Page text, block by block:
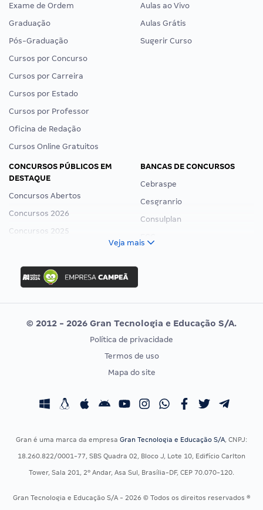
Exame de Ordem
Graduação
Pós-Graduação
Cursos por Concurso
Cursos por Carreira
Cursos por Estado
Cursos por Professor
Oficina de Redação
Cursos Online Gratuitos
Aulas ao Vivo
Aulas Grátis
Sugerir Curso
CONCURSOS PÚBLICOS EM
DESTAQUE
Concursos Abertos
Concursos 2026
Concursos 2025
Concurso Ibama
Concurso MPU
Editais publicados
BANCAS DE CONCURSOS
Cebraspe
Cesgranrio
Consulplan
Vunesp
CONCURSOS POR PROFISSÃO
Concursos Fiscais
Residência Multiprofissional
EXAME DE ORDEM
Calendário OAB
Veja mais
© 2012 - 2026 Gran Tecnologia e Educação S/A.
Política de privacidade
Termos de uso
Mapa do site
Gran é uma marca da empresa Gran Tecnologia e Educação S/A, CNPJ:
18.260.822/0001-77, SBS Quadra 02, Bloco J, Lote 10, Edifício Carlton
Tower, Sala 201, 2º Andar, Asa Sul, Brasília-DF, CEP 70.070-120.
Gran Tecnologia e Educação S/A - 2026 © Todos os direitos reservados ®